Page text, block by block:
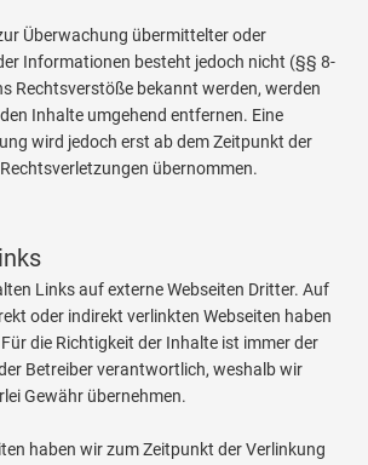
Überwachung übermittelter oder
Informationen besteht jedoch nicht (§§ 8-
Rechtsverstöße bekannt werden, werden
Inhalte umgehend entfernen. Eine
wird jedoch erst ab dem Zeitpunkt der
übernommen.
Links auf externe Webseiten Dritter. Auf
oder indirekt verlinkten Webseiten haben
die Richtigkeit der Inhalte ist immer der
Betreiber verantwortlich, weshalb wir
Gewähr übernehmen.
haben wir zum Zeitpunkt der Verlinkung